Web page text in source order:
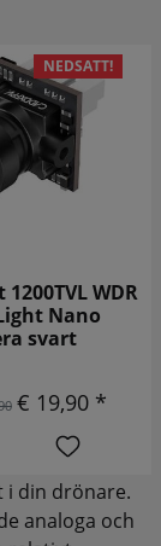
NEDSATT!
WDR
Nano
€ 17,90 *
i din drönare.
analoga och